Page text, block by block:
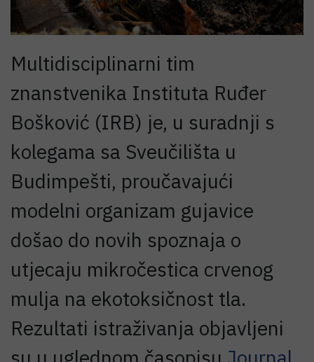
Multidisciplinarni tim
znanstvenika Instituta Ruđer
Bošković (IRB) je, u suradnji s
kolegama sa Sveučilišta u
Budimpešti, proučavajući
modelni organizam gujavice
došao do novih spoznaja o
utjecaju mikročestica crvenog
mulja na ekotoksičnost tla.
Rezultati istraživanja objavljeni